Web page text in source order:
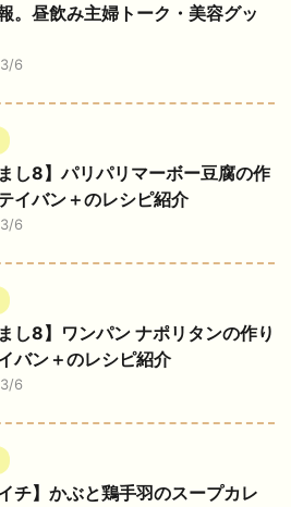
。昼飲み主婦トーク・美容グッ
6
まし8】パリパリマーボー豆腐の作
イバン＋のレシピ紹介
6
まし8】ワンパン ナポリタンの作り
バン＋のレシピ紹介
6
イチ】かぶと鶏手羽のスープカレ